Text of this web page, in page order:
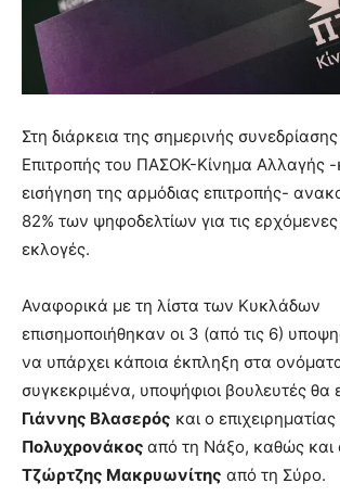
Στη διάρκεια της σημερινής
Επιτροπής του ΠΑΣΟΚ-Κίνημα Αλλαγής -
εισήγηση της αρμόδιας επιτροπής-
82% των ψηφοδελτίων για τις
εκλογές.
Αναφορικά με τη λίστα των Κυκλάδων
επισημοποιήθηκαν οι 3 (από τις 6)
να υπάρχει κάποια έκπληξη στα
συγκεκριμένα, υποψήφιοι βουλευτές θα
Γιάννης Βλασερός και ο επιχειρηματίας
Πολυχρονάκος από τη Νάξο, καθώς και
Τζώρτζης Μακρυωνίτης από τη Σύρο.